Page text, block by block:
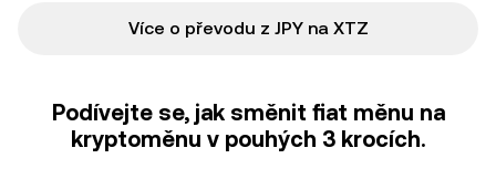
Více o převodu z JPY na XTZ
Podívejte se, jak směnit fiat měnu na
kryptoměnu v pouhých 3 krocích.